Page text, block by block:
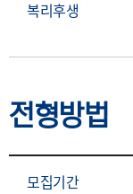
복리후생
전형방법
모집기간